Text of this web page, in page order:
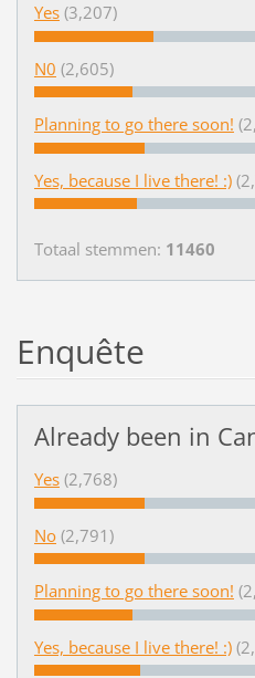
Yes (3,207)
N0 (2,605)
Planning to go there soon!
Yes, because I live there! :)
Totaal stemmen: 11460
Enquête
Already been in
Yes (2,768)
No (2,791)
Planning to go there soon!
Yes, because I live there! :)